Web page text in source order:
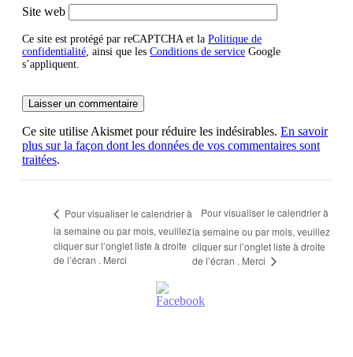
Site web
Ce site est protégé par reCAPTCHA et la Politique de
confidentialité , ainsi que les Conditions de service Google
s’appliquent.
Ce site utilise Akismet pour réduire les indésirables. En savoir
plus sur la façon dont les données de vos commentaires sont
traitées.
Pour visualiser le calendrier à
la semaine ou par mois, veuillez
cliquer sur l’onglet liste à droite
de l’écran . Merci
Pour visualiser le calendrier à
la semaine ou par mois, veuillez
cliquer sur l’onglet liste à droite
de l’écran . Merci